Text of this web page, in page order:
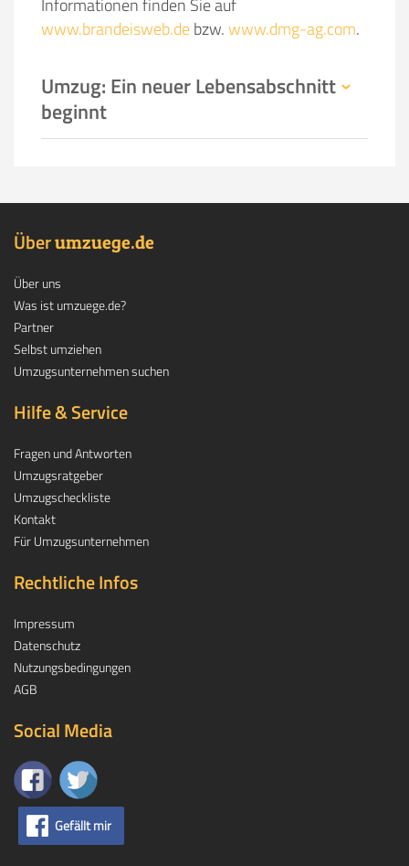
Informationen finden Sie auf
www.brandeisweb.debzw.www.dmg-ag.com.
Umzug: Ein neuer Lebensabschnitt
beginnt
Überumzuege.de
Über uns
Was ist umzuege.de?
Partner
Selbst umziehen
Umzugsunternehmen suchen
Hilfe & Service
Fragen und Antworten
Umzugsratgeber
Umzugscheckliste
Kontakt
Für Umzugsunternehmen
Rechtliche Infos
Impressum
Datenschutz
Nutzungsbedingungen
AGB
Social Media
Gefällt mir